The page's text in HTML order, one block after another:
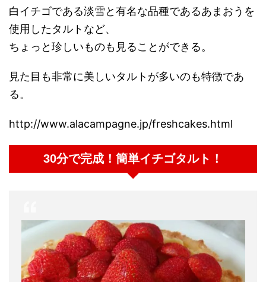
白イチゴである淡雪と有名な品種であるあまおうを
使用したタルトなど、
ちょっと珍しいものも見ることができる。
見た目も非常に美しいタルトが多いのも特徴であ
る。
http://www.alacampagne.jp/freshcakes.html
30分で完成！簡単イチゴタルト！